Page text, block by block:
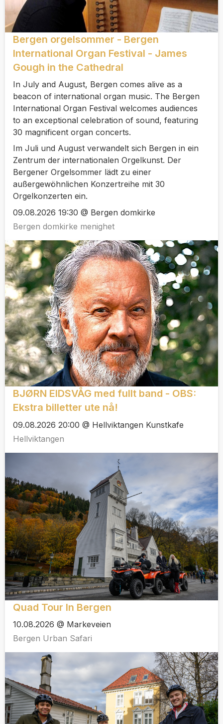
Bergen orgelsommer - Bergen
International Organ Festival - James
Gough in the Cathedral
In July and August, Bergen comes alive as a
beacon of international organ music. The Bergen
International Organ Festival welcomes audiences
to an exceptional celebration of sound, featuring
30 magnificent organ concerts.
Im Juli und August verwandelt sich Bergen in ein
Zentrum der internationalen Orgelkunst. Der
Bergener Orgelsommer lädt zu einer
außergewöhnlichen Konzertreihe mit 30
Orgelkonzerten ein.
09.08.2026 19:30 @ Bergen domkirke
Bergen domkirke menighet
BJØRN EIDSVÅG med fullt band - OBS:
Ekstra billetter ute nå!
09.08.2026 20:00 @ Hellviktangen Kunstkafe
Hellviktangen
Quad Tour In Bergen
10.08.2026 @ Markeveien
Bergen Urban Safari